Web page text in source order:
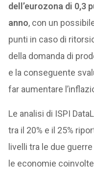
dell’eurozona di 0,3
anno, con un
punti in caso di
della domanda di
e la conseguente
far aumentare
Le analisi di ISPI
tra il 20% e il 25%
livelli tra le due
le economie